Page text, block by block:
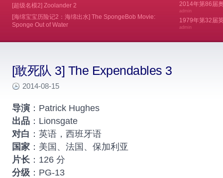
2014年第86届
admin
1979年第32届
admin
[敢死队 3] The Expendables 3
2014-08-15
导演 ：Patrick Hughes
出品 ：Lionsgate
对白 ：英语，西班牙语
国家 ：美国、法国、保加利亚
片长 ：126 分
分级 ：PG-13
[超级名模2] Zoolander 2
[海绵宝宝历险记2：海绵出水] The SpongeBob Movie:
Sponge Out of Water